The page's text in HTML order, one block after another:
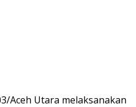
Aceh Utara melaksanakan